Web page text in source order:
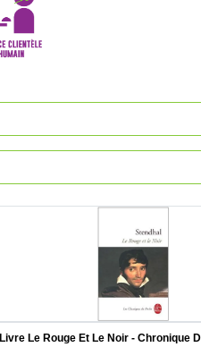
Livre Le Rouge Et Le Noir - Chronique